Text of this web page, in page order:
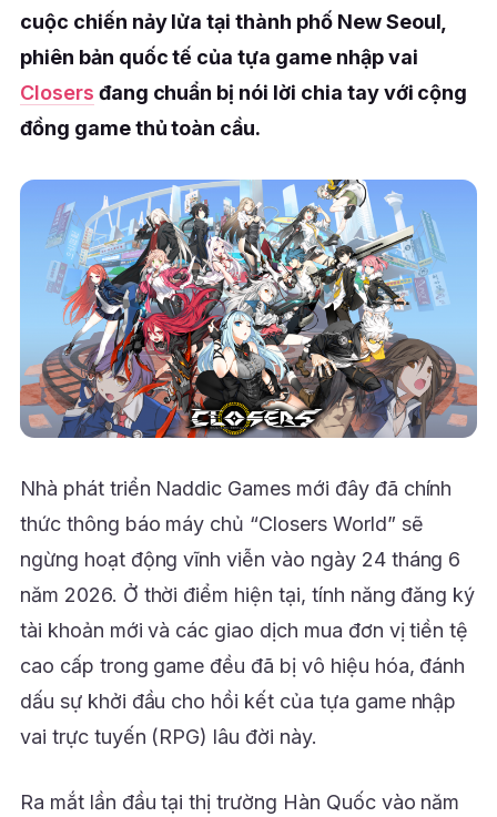
cuộc chiến nảy lửa tại thành phố New Seoul,
phiên bản quốc tế của tựa game nhập vai
Closers đang chuẩn bị nói lời chia tay với cộng
đồng game thủ toàn cầu.
Nhà phát triển Naddic Games mới đây đã chính
thức thông báo máy chủ “Closers World” sẽ
ngừng hoạt động vĩnh viễn vào ngày 24 tháng 6
năm 2026. Ở thời điểm hiện tại, tính năng đăng ký
tài khoản mới và các giao dịch mua đơn vị tiền tệ
cao cấp trong game đều đã bị vô hiệu hóa, đánh
dấu sự khởi đầu cho hồi kết của tựa game nhập
vai trực tuyến (RPG) lâu đời này.
Ra mắt lần đầu tại thị trường Hàn Quốc vào năm